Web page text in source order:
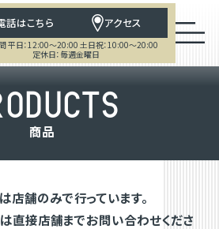
話はこちら アクセス
平日：12:00～20:00 土日祝：10:00～20:00
定休日：毎週金曜日
ODUCTS
商品
店舗のみで行っています。
直接店舗までお問い合わせくださ